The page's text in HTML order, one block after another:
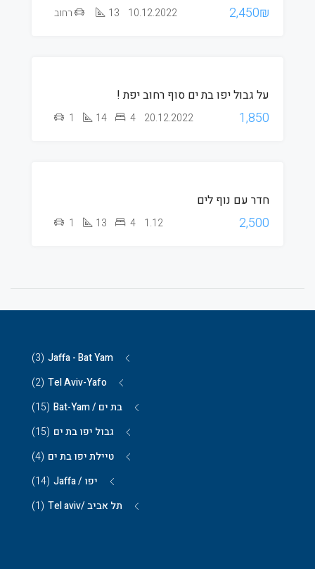
2,450₪
10.12.2022
13 רחוב
סאבלט
על גבול יפו בת ים סוף רחוב יפת !
1,850
20.12.2022
4
14
1
סאבלטחדר עם נוף לים
2,500
1.12
4
13
1
Jaffa - Bat Yam
(3)
Tel Aviv-Yafo
(2)
בת ים / Bat-Yam
(15)
גבול יפו בת ים (15)
טיילת יפו בת ים (4)
יפו / Jaffa
(14)
תל אביב /Tel aviv
(1)